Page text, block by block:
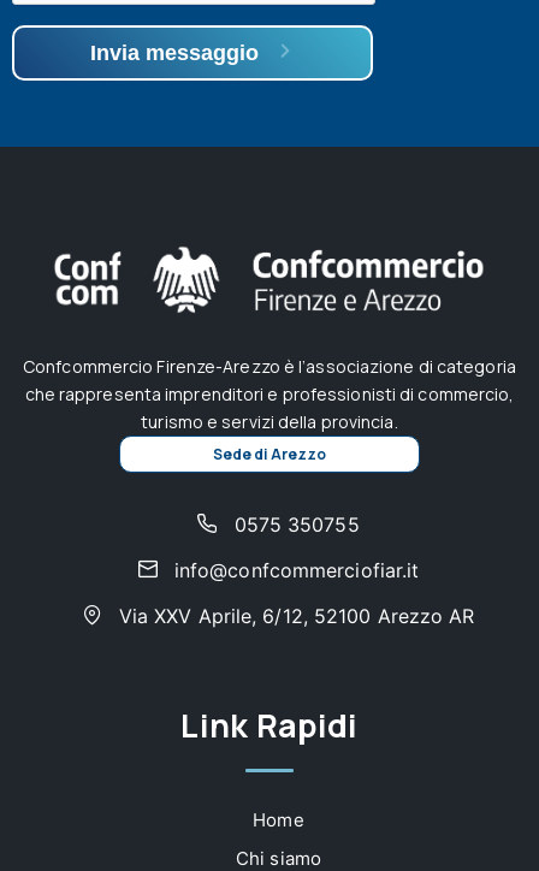
Invia messaggio
Confcommercio Firenze-Arezzo è l’associazione di categoria
che rappresenta imprenditori e professionisti di commercio,
turismo e servizi della provincia.
Sede di Arezzo
0575 350755
info@confcommerciofiar.it
Via XXV Aprile, 6/12, 52100 Arezzo AR
Link Rapidi
Home
Chi siamo